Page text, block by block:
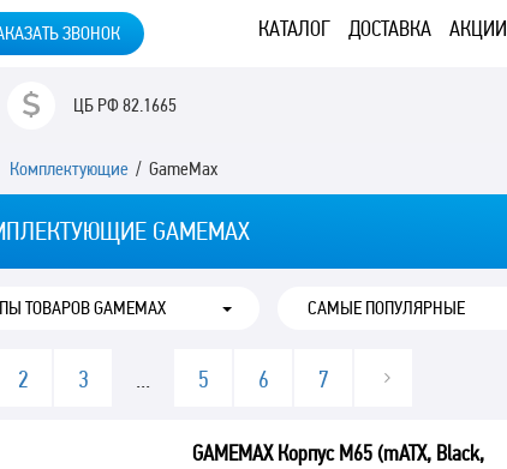
КАТАЛОГ ДОСТАВКА АКЦИИ
ЗВОНОК
ЦБ РФ82.1665
Комплектующие / GameMax
GAMEMAX
ТОВАРОВ GAMEMAX
2 3 ... 5 6 7
GAMEMAX Корпус M65 (mATX, Black,